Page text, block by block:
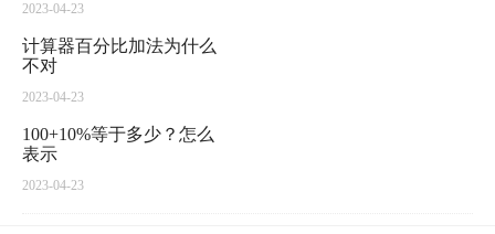
2023-04-23
计算器百分比加法为什么
不对
2023-04-23
100+10%等于多少？怎么
表示
2023-04-23